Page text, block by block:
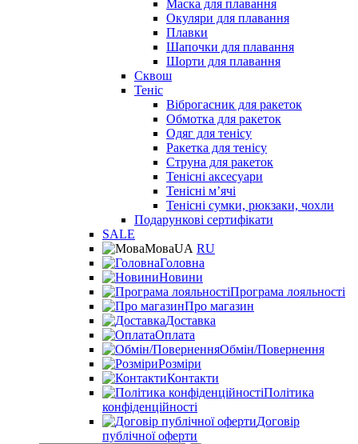
Маска для плавання
Окуляри для плавання
Плавки
Шапочки для плавання
Шорти для плавання
Сквош
Теніс
Віброгасник для ракеток
Обмотка для ракеток
Одяг для тенісу
Ракетка для тенісу
Струна для ракеток
Тенісні аксесуари
Тенісні мʼячі
Тенісні сумки, рюкзаки, чохли
Подарункові сертифікати
SALE
МоваUA RU
Головна
Новини
Програма лояльності
Про магазин
Доставка
Оплата
Обмін/Повернення
Розміри
Контакти
Політика
конфіденційності
Договір
публічної оферти